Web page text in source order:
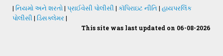
NAU Statute(Revised)
| નિયમો અને શરતો| પ્રાઈવેસી પોલીસી | કૉપિરાઇટ નીતિ | હાયપરલિંક
પોલીસી | ડિસક્લેમર |
This site was last updated on 06-08-2026